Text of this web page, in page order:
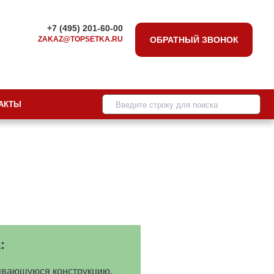
+7 (495) 201-60-00
ZAKAZ@TOPSETKA.RU ОБРАТНЫЙ ЗВОНОК
конструкцию.